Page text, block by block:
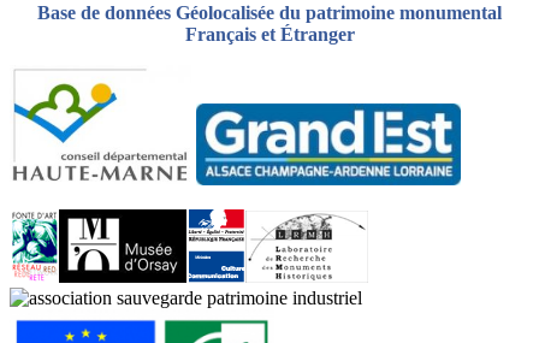
Base de données Géolocalisée du patrimoine monumental
Français et Étranger